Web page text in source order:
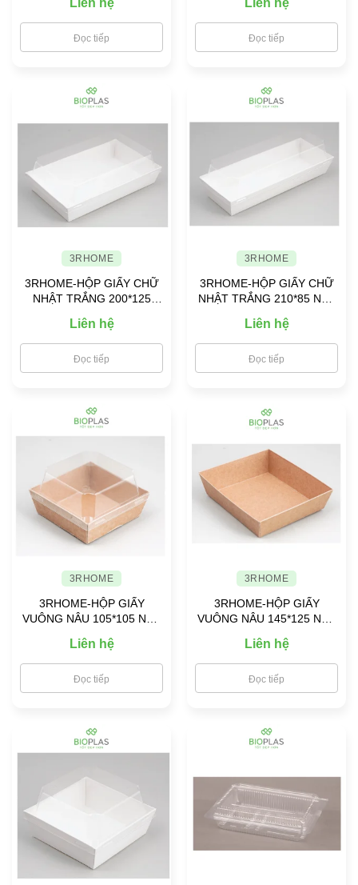
Liên hệ
Đọc tiếp
Liên hệ
Đọc tiếp
3RHOME
3RHOME-HỘP GIẤY CHỮ
NHẬT TRẮNG 200*125
Liên hệ
Đọc tiếp
3RHOME
3RHOME-HỘP GIẤY CHỮ
NHẬT TRẮNG 210*85 NẮP
Liên hệ
Đọc tiếp
3RHOME
3RHOME-HỘP GIẤY
VUÔNG NÂU 105*105 NẮP
Liên hệ
Đọc tiếp
3RHOME
3RHOME-HỘP GIẤY
VUÔNG NÂU 145*125 NẮP
Liên hệ
Đọc tiếp